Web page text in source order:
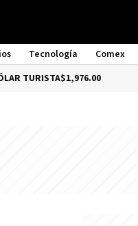
Tecnología
Comex
$1,976.00